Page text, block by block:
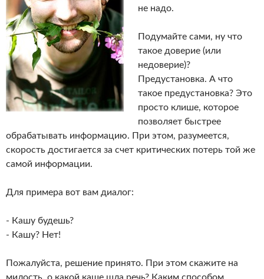
не надо.
Подумайте сами, ну что
такое доверие (или
недоверие)?
Предустановка. А что
такое предустановка? Это
просто клише, которое
позволяет быстрее
обрабатывать информацию. При этом, разумеется,
скорость достигается за счет критических потерь той же
самой информации.
Для примера вот вам диалог:
- Кашу будешь?
- Кашу? Нет!
Пожалуйста, решение принято. При этом скажите на